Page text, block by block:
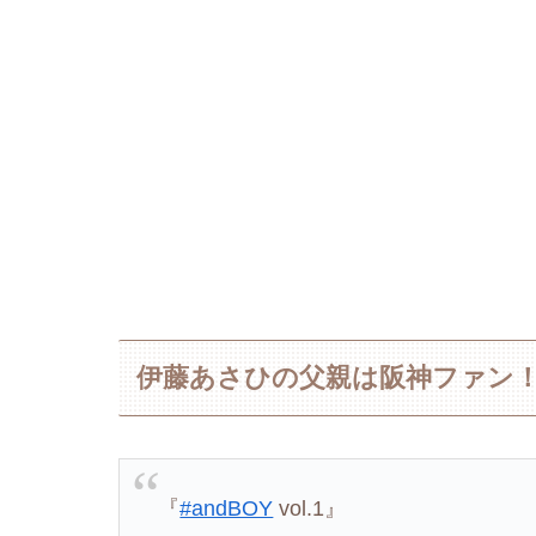
伊藤あさひの父親は阪神ファン
『#andBOY vol.1』